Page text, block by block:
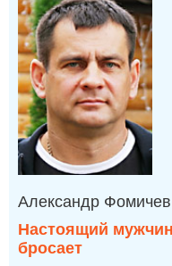
Александр Фомичев
Настоящий
бросает